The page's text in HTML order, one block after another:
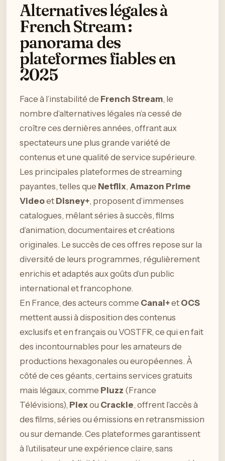
Alternatives légales à
French Stream :
panorama des
plateformes fiables en
2025
Face à l’instabilité de French Stream, le
nombre d’alternatives légales n’a cessé de
croître ces dernières années, offrant aux
spectateurs une plus grande variété de
contenus et une qualité de service supérieure.
Les principales plateformes de streaming
payantes, telles que Netflix, Amazon Prime
Videoet Disney+, proposent d’immenses
catalogues, mêlant séries à succès, films
d’animation, documentaires et créations
originales. Le succès de ces offres repose sur la
diversité de leurs programmes, régulièrement
enrichis et adaptés aux goûts d’un public
international et francophone.
En France, des acteurs comme Canal+et OCS
mettent aussi à disposition des contenus
exclusifs et en français ou VOSTFR, ce qui en fait
des incontournables pour les amateurs de
productions hexagonales ou européennes. À
côté de ces géants, certains services gratuits
mais légaux, comme Pluzz (France
Télévisions), Plexou Crackle, offrent l’accès à
des films, séries ou émissions en retransmission
ou sur demande. Ces plateformes garantissent
à l’utilisateur une expérience claire, sans